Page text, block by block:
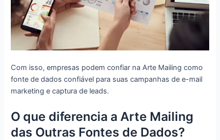
Com isso, empresas podem confiar na Arte Mailing como
fonte de dados confiável para suas campanhas de e-mail
marketing e captura de leads.
O que diferencia a Arte Mailing
das Outras Fontes de Dados?